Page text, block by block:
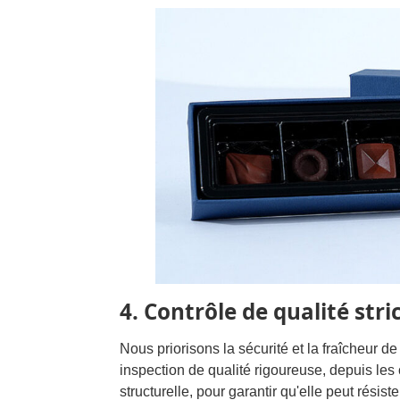
4. Contrôle de qualité
Nous priorisons la sécurité et la fraîcheur
inspection de qualité rigoureuse, depuis
structurelle, pour garantir qu'elle peut